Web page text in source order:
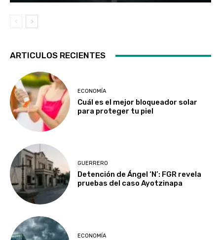
ARTICULOS RECIENTES
ECONOMÍA
Cuál es el mejor bloqueador solar
para proteger tu piel
GUERRERO
Detención de Ángel ‘N’: FGR revela
pruebas del caso Ayotzinapa
ECONOMÍA